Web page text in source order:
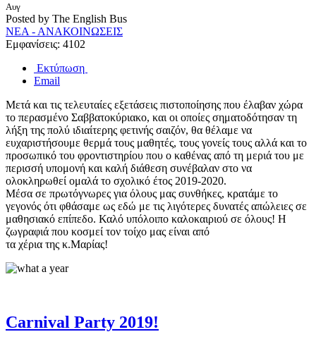
Αυγ
Posted by The English Bus
ΝΕΑ - ΑΝΑΚΟΙΝΩΣΕΙΣ
Εμφανίσεις: 4102
Εκτύπωση
Email
Μετά και τις τελευταίες εξετάσεις πιστοποίησης που έλαβαν χώρα
το περασμένο Σαββατοκύριακο, και οι οποίες σηματοδότησαν τη
λήξη της πολύ ιδιαίτερης φετινής σαιζόν, θα θέλαμε να
ευχαριστήσουμε θερμά τους μαθητές, τους γονείς τους αλλά και το
προσωπικό του φροντιστηρίου που ο καθένας από τη μεριά του με
περισσή υπομονή και καλή διάθεση συνέβαλαν στο να
ολοκληρωθεί ομαλά το σχολικό έτος 2019-2020.
Μέσα σε πρωτόγνωρες για όλους μας συνθήκες, κρατάμε το
γεγονός ότι φθάσαμε ως εδώ με τις λιγότερες δυνατές απώλειες σε
μαθησιακό επίπεδο. Καλό υπόλοιπο καλοκαιριού σε όλους! Η
ζωγραφιά που κοσμεί τον τοίχο μας είναι από
τα χέρια της κ.Μαρίας!
Carnival Party 2019!